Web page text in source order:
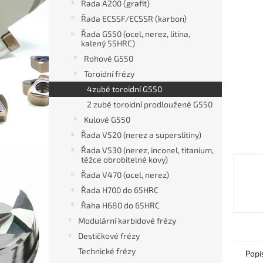
Řada A200 (grafit)
Řada ECSSF/ECSSR (karbon)
Řada G550 (ocel, nerez, litina,
kalený 55HRC)
Rohové G550
Toroidní frézy
4zubé toroidní G550
2 zubé toroidní prodloužené G550
Kulové G550
Řada V520 (nerez a superslitiny)
Řada V530 (nerez, inconel, titanium,
těžce obrobitelné kovy)
Řada V470 (ocel, nerez)
Řada H700 do 65HRC
Řaha H680 do 65HRC
Modulární karbidové frézy
Destičkové frézy
Technické frézy